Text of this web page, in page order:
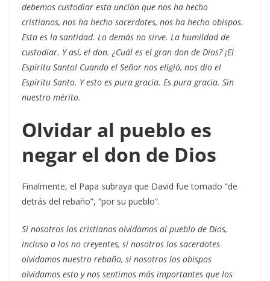
debemos custodiar esta unción que nos ha hecho
cristianos, nos ha hecho sacerdotes, nos ha hecho obispos.
Esta es la santidad. Lo demás no sirve. La humildad de
custodiar. Y así, el don. ¿Cuál es el gran don de Dios? ¡El
Espíritu Santo! Cuando el Señor nos eligió, nos dio el
Espíritu Santo. Y esto es pura gracia. Es pura gracia. Sin
nuestro mérito.
Olvidar al pueblo es
negar el don de Dios
Finalmente, el Papa subraya que David fue tomado “de
detrás del rebaño”, “por su pueblo”.
Si nosotros los cristianos olvidamos al pueblo de Dios,
incluso a los no creyentes, si nosotros los sacerdotes
olvidamos nuestro rebaño, si nosotros los obispos
olvidamos esto y nos sentimos más importantes que los